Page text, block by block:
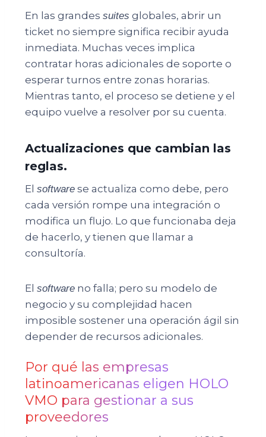
En las grandes suites globales, abrir un
ticket no siempre significa recibir ayuda
inmediata. Muchas veces implica
contratar horas adicionales de soporte o
esperar turnos entre zonas horarias.
Mientras tanto, el proceso se detiene y el
equipo vuelve a resolver por su cuenta.
Actualizaciones que cambian las
reglas.
El software se actualiza como debe, pero
cada versión rompe una integración o
modifica un flujo. Lo que funcionaba deja
de hacerlo, y tienen que llamar a
consultoría.
El software no falla; pero su modelo de
negocio y su complejidad hacen
imposible sostener una operación ágil sin
depender de recursos adicionales.
Por qué las empresas
latinoamericanas eligen HOLO
VMO para gestionar a sus
proveedores